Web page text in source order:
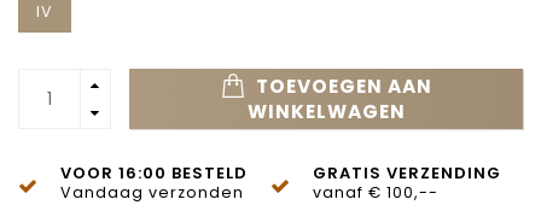
IV
TOEVOEGEN AAN
WINKELWAGEN
VOOR 16:00 BESTELD
Vandaag verzonden
GRATIS VERZENDING
vanaf € 100,--